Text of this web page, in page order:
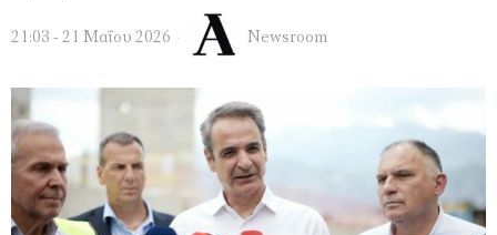
21:03 - 21 Μαΐου 2026 Newsroom